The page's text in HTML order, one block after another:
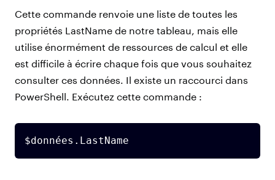
Cette commande renvoie une liste de toutes les
propriétés LastName de notre tableau, mais elle
utilise énormément de ressources de calcul et elle
est difficile à écrire chaque fois que vous souhaitez
consulter ces données. Il existe un raccourci dans
PowerShell. Exécutez cette commande :
$données.LastName